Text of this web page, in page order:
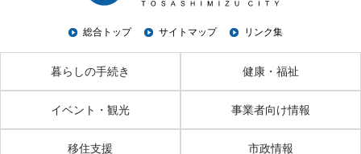
総合トップ サイトマップ リンク集
暮らしの手続き 健康・福祉
イベント・観光 事業者向け情報
移住支援 市政情報